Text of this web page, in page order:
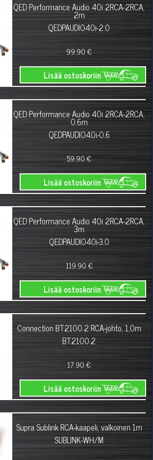
QED Performance Audio 40i 2RCA-2RCA,
2m
QEDPAUDIO40i-2.0
99.90 €
Lisää ostoskoriin
QED Performance Audio 40i 2RCA-2RCA,
0.6m
QEDPAUDIO40i-0.6
59.90 €
Lisää ostoskoriin
QED Performance Audio 40i 2RCA-2RCA,
3m
QEDPAUDIO40i-3.0
119.90 €
Lisää ostoskoriin
Connection BT2100.2 RCA-johto, 1,0m
BT2100.2
17.90 €
Lisää ostoskoriin
Supra Sublink RCA-kaapeli, valkoinen 1m
SUBLINK-WH/M